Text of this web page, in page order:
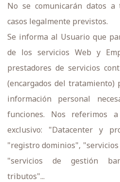
No se comunicarán datos a
casos legalmente previstos.
Se informa al Usuario que
de los servicios Web y
prestadores de servicios
(encargados del tratamiento)
información personal
funciones. Nos referimos
exclusivo: "Datacenter y
"registro dominios",
"servicios de gestión
tributos"...